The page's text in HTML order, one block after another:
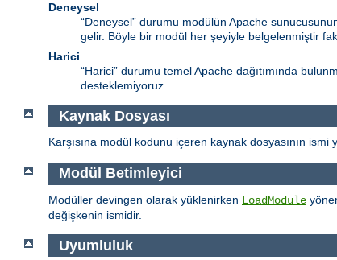
Deneysel
“Deneysel” durumu modülün Apache
gelir. Böyle bir modül her şeyiyle belgelenmiştir
Harici
“Harici” durumu temel Apache dağıtımında
desteklemiyoruz.
Kaynak Dosyası
Karşısına modül kodunu içeren kaynak dosyasının ismi
Modül Betimleyici
Modüller devingen olarak yüklenirken LoadModule
değişkenin ismidir.
Uyumluluk